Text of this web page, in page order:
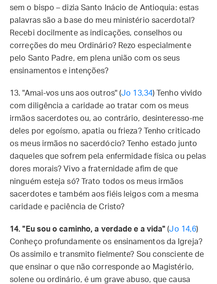
sem o bispo – dizia Santo Inácio de Antioquia: estas
palavras são a base do meu ministério sacerdotal?
Recebi docilmente as indicações, conselhos ou
correções do meu Ordinário? Rezo especialmente
pelo Santo Padre, em plena união com os seus
ensinamentos e intenções?
13. "Amai-vos uns aos outros" (Jo 13,34) Tenho vivido
com diligência a caridade ao tratar com os meus
irmãos sacerdotes ou, ao contrário, desinteresso-me
deles por egoísmo, apatia ou frieza? Tenho criticado
os meus irmãos no sacerdócio? Tenho estado junto
daqueles que sofrem pela enfermidade física ou pelas
dores morais? Vivo a fraternidade afim de que
ninguém esteja só? Trato todos os meus irmãos
sacerdotes e também aos fiéis leigos com a mesma
caridade e paciência de Cristo?
14. "Eu sou o caminho, a verdade e a vida" (Jo 14,6)
Conheço profundamente os ensinamentos da Igreja?
Os assimilo e transmito fielmente? Sou consciente de
que ensinar o que não corresponde ao Magistério,
solene ou ordinário, é um grave abuso, que causa